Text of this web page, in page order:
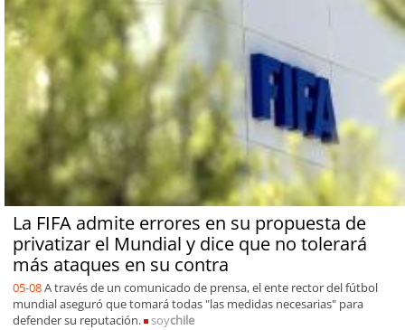
La FIFA admite errores en su propuesta de
privatizar el Mundial y dice que no tolerará
más ataques en su contra
05-08A través de un comunicado de prensa, el ente rector del fútbol
mundial aseguró que tomará todas "las medidas necesarias" para
defender su reputación.
soychile